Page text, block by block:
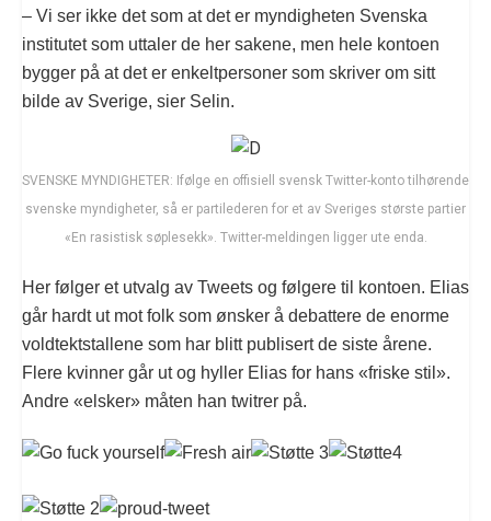
– Vi ser ikke det som at det er myndigheten Svenska
institutet som uttaler de her sakene, men hele kontoen
bygger på at det er enkeltpersoner som skriver om sitt
bilde av Sverige, sier Selin.
SVENSKE MYNDIGHETER: Ifølge en offisiell svensk Twitter-konto tilhørende
svenske myndigheter, så er partilederen for et av Sveriges største partier
«En rasistisk søplesekk». Twitter-meldingen ligger ute enda.
Her følger et utvalg av Tweets og følgere til kontoen. Elias
går hardt ut mot folk som ønsker å debattere de enorme
voldtektstallene som har blitt publisert de siste årene.
Flere kvinner går ut og hyller Elias for hans «friske stil».
Andre «elsker» måten han twitrer på.